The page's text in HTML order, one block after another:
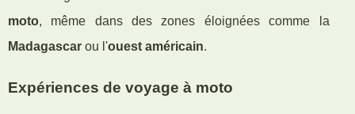
moto, même dans des zones éloignées comme la
Madagascar ou l'ouest américain.
Expériences de voyage à moto